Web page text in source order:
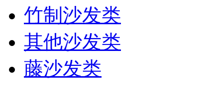
竹制沙发类
其他沙发类
藤沙发类